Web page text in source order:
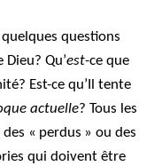
questions
Dieu? Qu’est-ce que
Est-ce qu’Il tente
actuelle? Tous les
« perdus » ou des
qui doivent être